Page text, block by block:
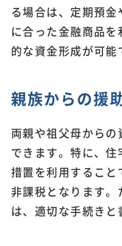
る場合は、定期預
に合った金融商品
的な資金形成が可能
親族からの援
両親や祖父母から
できます。特に、
措置を利用するこ
非課税となります
は、適切な手続きと